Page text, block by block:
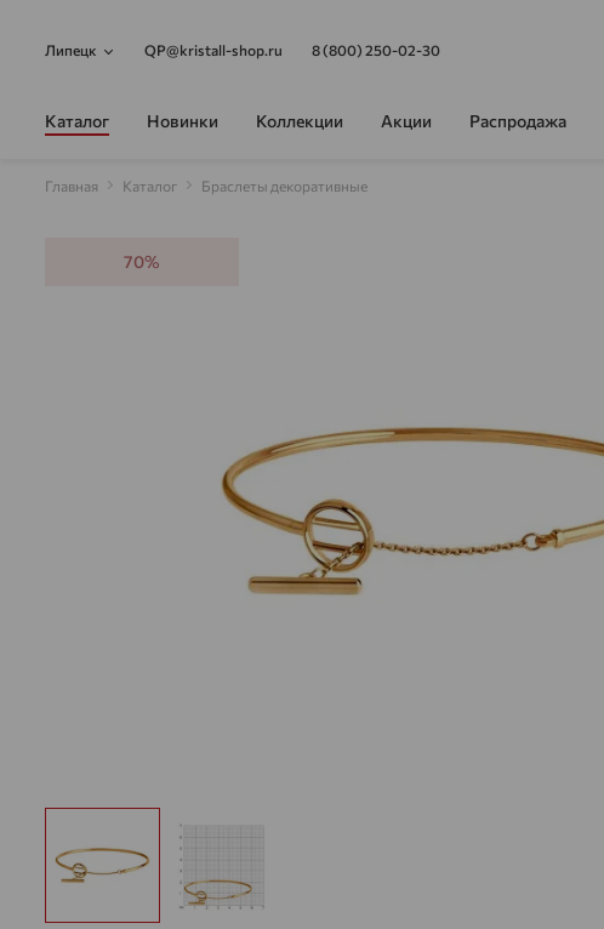
Липецк QP@kristall-shop.ru 8 (800) 250-02-30
Каталог Новинки Коллекции Акции Распродажа
Главная Каталог Браслеты декоративные
70%